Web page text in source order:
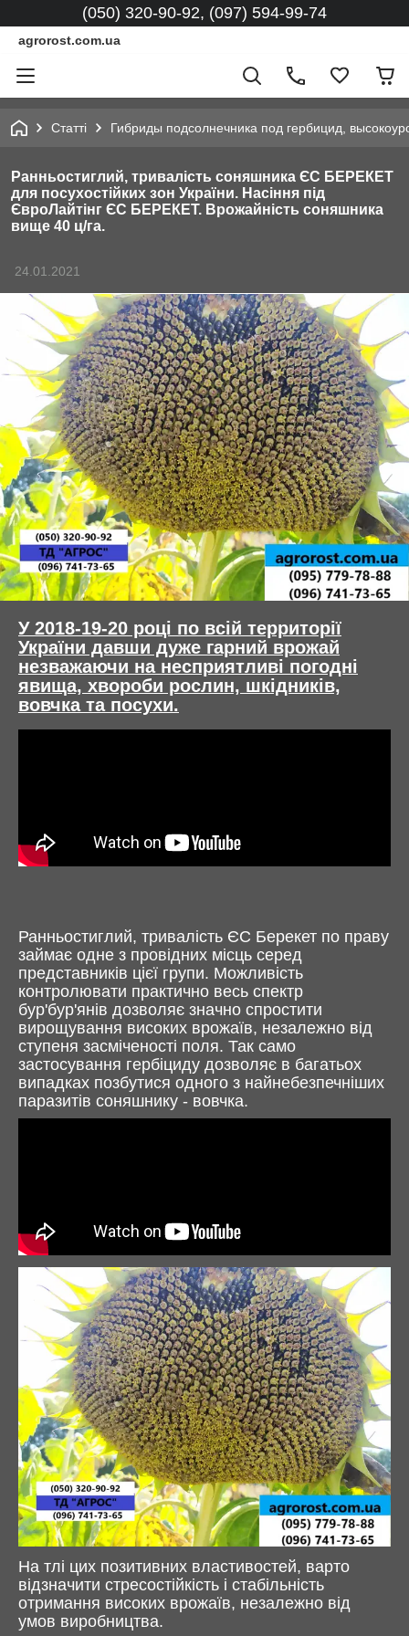
(050) 320-90-92, (097) 594-99-74
agrorost.com.ua
Статті Гибриды подсолнечника под гербицид,
Ранньостиглий, тривалість соняшника ЄС БЕРЕКЕТ
для посухостійких зон України. Насіння під
ЄвроЛайтінг ЄС БЕРЕКЕТ. Врожайність соняшника
вище 40 ц/га.
24.01.2021
У 2018-19-20 році по всій территорії
України давши дуже гарний врожай
незважаючи на несприятливі погодні
явища, хвороби рослин, шкідників,
вовчка та посухи.
Ранньостиглий, тривалість ЄС Берекет по праву
займає одне з провідних місць серед
представників цієї групи. Можливість
контролювати практично весь спектр
бур'бур'янів дозволяє значно спростити
вирощування високих врожаїв, незалежно від
ступеня засміченості поля. Так само
застосування гербіциду дозволяє в багатьох
випадках позбутися одного з найнебезпечніших
паразитів соняшнику - вовчка.
На тлі цих позитивних властивостей, варто
відзначити стресостійкість і стабільність
отримання високих врожаїв, незалежно від
умов виробництва.